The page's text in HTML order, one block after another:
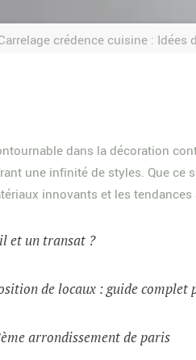
crédence cuisine :
dans la décoration
une infinité de styles. Que
innovants et les
et un transat ?
de locaux : guide complet
arrondissement de paris